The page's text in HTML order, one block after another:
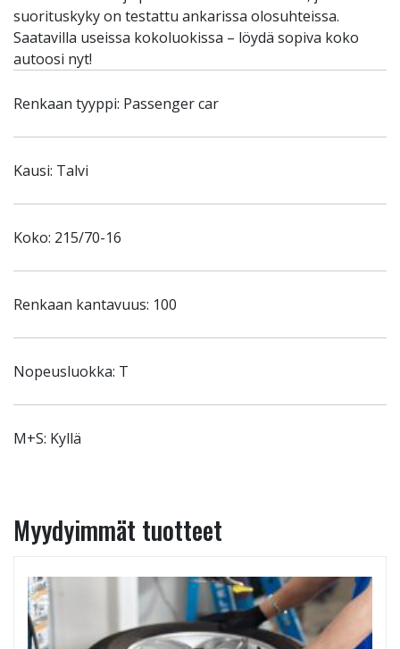
suorituskyky on testattu ankarissa olosuhteissa.
Saatavilla useissa kokoluokissa – löydä sopiva koko
autoosi nyt!
Renkaan tyyppi: Passenger car
Kausi: Talvi
Koko: 215/70-16
Renkaan kantavuus: 100
Nopeusluokka: T
M+S: Kyllä
Myydyimmät tuotteet